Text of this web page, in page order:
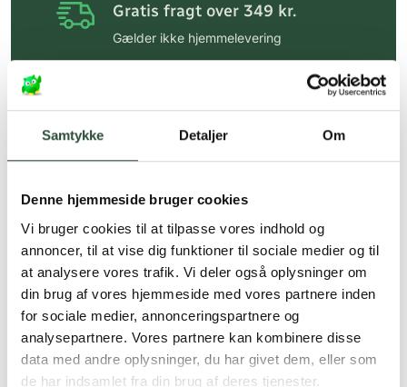
Samtykke Detaljer Om
Denne hjemmeside bruger cookies
Vi bruger cookies til at tilpasse vores indhold og
annoncer, til at vise dig funktioner til sociale medier og til
at analysere vores trafik. Vi deler også oplysninger om
din brug af vores hjemmeside med vores partnere inden
for sociale medier, annonceringspartnere og
analysepartnere. Vores partnere kan kombinere disse
data med andre oplysninger, du har givet dem, eller som
de har indsamlet fra din brug af deres tjenester.
Gratis fragt over 349 kr.
Gælder ikke hjemmelevering
Få hjælp til din webordre
kundeservice@uglecare.dk
Hurtig levering (30 min. i Kbh)
Hurtigt leveringen via GLS, og DAO
Faste lave priser*
*Gælder ikke ernæringsprodukter.
Stort udvalg af kendte
produkter
Vi tilbyder et stort udvalg af kendte
cremer, vitaminer og andre spændende